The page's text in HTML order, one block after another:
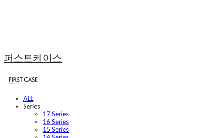
퍼스트케이스
ALL
Series
17 Series
16 Series
15 Series